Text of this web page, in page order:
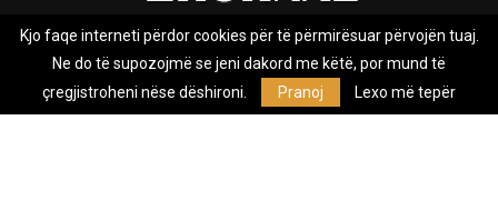
Rreth nesh Impresumi Marketing
Privacy Policy
Zhurnal.mk është Agjenci e Lajmeve e pavarur, e themeluar në vitin
Kjo faqe interneti përdor cookies për të përmirësuar përvojën tuaj.
Ne do të supozojmë se jeni dakord me këtë, por mund të
çregjistroheni nëse dëshironi.
Pranoj Lexo më tepër